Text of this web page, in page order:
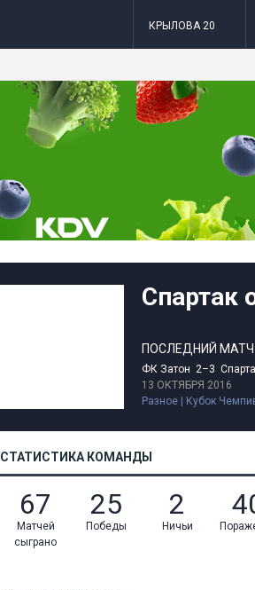
КРЫЛОВА 20
Спартак
ПОСЛЕДНИЙ МАТЧ
ФК Затон 2–3
13 ОКТЯБРЯ 2016
Разное | Кубок
СТАТИСТИКА КОМАНДЫ
67 25 2
Матчей
сыграно
Победы Ничьи